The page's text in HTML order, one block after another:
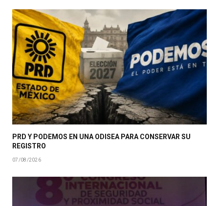
PRD Y PODEMOS EN UNA ODISEA PARA CONSERVAR SU
REGISTRO
07/08/2026